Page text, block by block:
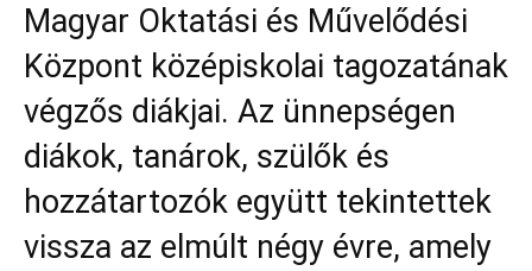
Magyar Oktatási és Művelődési
Központ középiskolai tagozatának
végzős diákjai. Az ünnepségen
diákok, tanárok, szülők és
hozzátartozók együtt tekintettek
vissza az elmúlt négy évre, amely